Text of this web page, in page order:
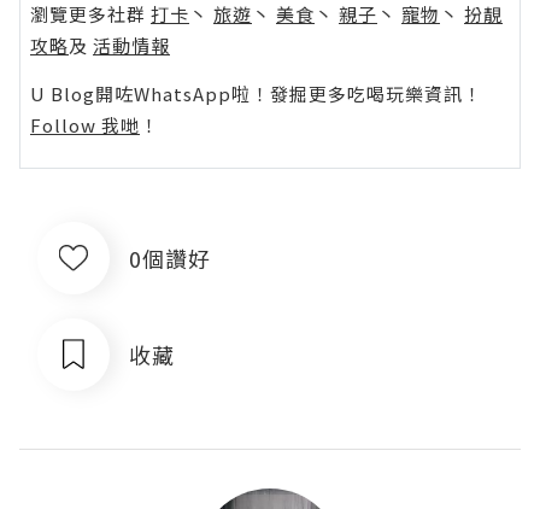
瀏覽更多社群 打卡 丶 旅遊 丶 美食 丶 親子 丶 寵物 丶 扮靚
攻略及 活動情報
U Blog開咗WhatsApp啦！發掘更多吃喝玩樂資訊！
Follow 我哋 ！
0個讚好
收藏